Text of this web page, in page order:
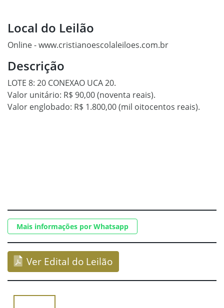
Local do Leilão
Online - www.cristianoescolaleiloes.com.br
Descrição
LOTE 8: 20 CONEXAO UCA 20.
Valor unitário: R$ 90,00 (noventa reais).
Valor englobado: R$ 1.800,00 (mil oitocentos reais).
Mais informações por Whatsapp
Ver Edital do Leilão